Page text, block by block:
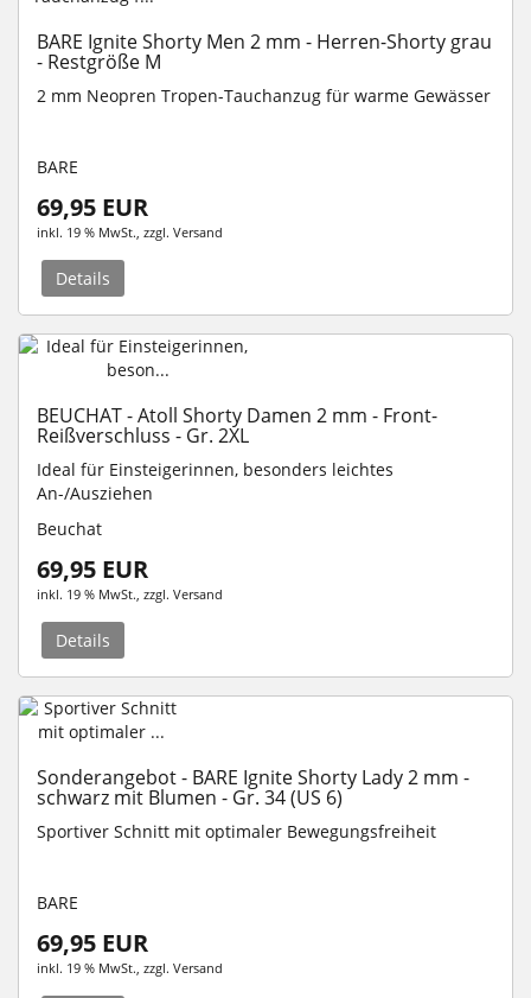
BARE Ignite Shorty Men 2 mm - Herren-Shorty grau
- Restgröße M
2 mm Neopren Tropen-Tauchanzug für warme Gewässer
BARE
69,95 EUR
inkl. 19 % MwSt. , zzgl. Versand
Details
BEUCHAT - Atoll Shorty Damen 2 mm - Front-
Reißverschluss - Gr. 2XL
Ideal für Einsteigerinnen, besonders leichtes
An-/Ausziehen
Beuchat
69,95 EUR
inkl. 19 % MwSt. , zzgl. Versand
Details
Sonderangebot - BARE Ignite Shorty Lady 2 mm -
schwarz mit Blumen - Gr. 34 (US 6)
Sportiver Schnitt mit optimaler Bewegungsfreiheit
BARE
69,95 EUR
inkl. 19 % MwSt. , zzgl. Versand